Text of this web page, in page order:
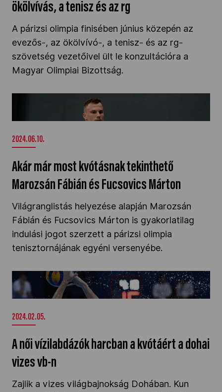
MOB
Kettőskarrier-program
Társszervezetek
OVEP
ökölvívás, a tenisz és az rg
A párizsi olimpia finisében június közepén az
evezős-, az ökölvívó-, a tenisz- és az rg-
szövetség vezetőivel ült le konzultációra a
Magyar Olimpiai Bizottság.
Akár már most kvótásnak tekinthető Marozsán
Fábián és Fucsovics Márton" />
2024.06.10.
Akár már most kvótásnak tekinthető
Marozsán Fábián és Fucsovics Márton
Világranglistás helyezése alapján Marozsán
Fábián és Fucsovics Márton is gyakorlatilag
indulási jogot szerzett a párizsi olimpia
tenisztornájának egyéni versenyébe.
A női vízilabdázók harcban a kvótáért a dohai
vizes vb-n" />
2024.02.05.
A női vízilabdázók harcban a kvótáért a dohai
vizes vb-n
Zajlik a vizes világbajnokság Dohában. Kun